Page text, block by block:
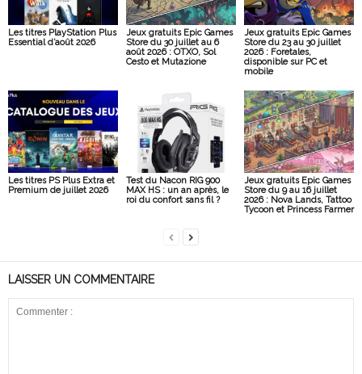
Les titres PlayStation Plus
Essential d’août 2026
Jeux gratuits Epic Games
Store du 30 juillet au 6
août 2026 : OTXO, Sol
Cesto et Mutazione
Jeux gratuits Epic Games
Store du 23 au 30 juillet
2026 : Foretales,
disponible sur PC et
mobile
Les titres PS Plus Extra et
Premium de juillet 2026
Test du Nacon RIG 900
MAX HS : un an après, le
roi du confort sans fil ?
Jeux gratuits Epic Games
Store du 9 au 16 juillet
2026 : Nova Lands, Tattoo
Tycoon et Princess Farmer
LAISSER UN COMMENTAIRE